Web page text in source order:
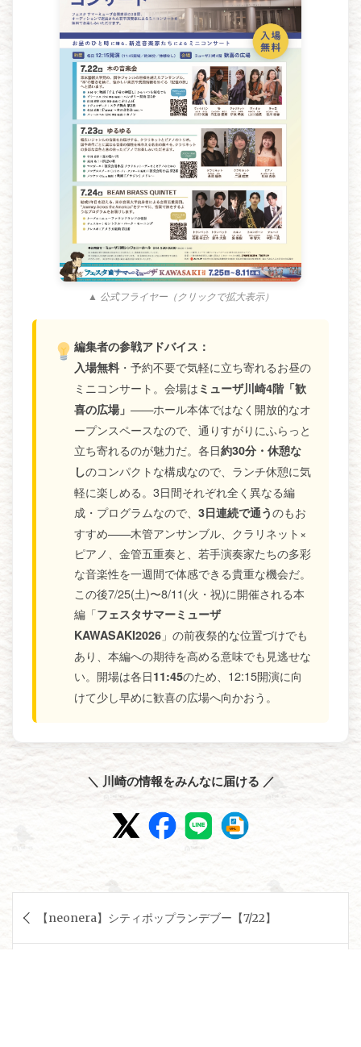
▲ 公式フライヤー（クリックで拡大表示）
編集者の参戦アドバイス：
入場無料・予約不要で気軽に立ち寄れるお昼の
ミニコンサート。会場は ミューザ川崎4階「歓
喜の広場」——ホール本体ではなく開放的なオ
ープンスペースなので、通りすがりにふらっと
立ち寄れるのが魅力だ。各日約30分・休憩な
しのコンパクトな構成なので、ランチ休憩に気
軽に楽しめる。3日間それぞれ全く異なる編
成・プログラムなので、3日連続で通うのもお
すすめ——木管アンサンブル、クラリネット×
ピアノ、金管五重奏と、若手演奏家たちの多彩
な音楽性を一週間で体感できる貴重な機会だ。
この後7/25(土)〜8/11(火・祝)に開催される本
編「フェスタサマーミューザ
KAWASAKI2026 」の前夜祭的な位置づけでも
あり、本編への期待を高める意味でも見逃せな
い。開場は各日11:45のため、12:15開演に向
けて少し早めに歓喜の広場へ向かおう。
＼ 川崎の情報をみんなに届ける ／
稿
ナ
【neonera】シティポップランデブー【7/22】